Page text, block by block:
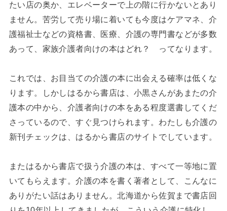
たい店の奥か、エレベーターで上の階に行かないとあり
ません。苦労して売り場に着いても今度はケアマネ、介
護福祉士などの資格書、医療、介護の専門書などが多数
あって、家族介護者向けの本はどれ？ ってなります。
これでは、お目当ての介護の本に出会える確率は低くな
ります。しかしはるから書店は、小黒さんがあまたの介
護本の中から、介護者向けの本をある程度選書してくだ
さっているので、すぐ見つけられます。わたしも介護の
新刊チェックは、はるから書店のサイトでしています。
またはるから書店で扱う介護の本は、すべて一等地に置
いてもらえます。介護の本を書く著者として、こんなに
ありがたい話はありません。北海道から佐賀まで書店回